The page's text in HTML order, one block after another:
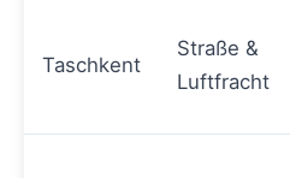
Taschkent
Straße &
Luftfracht